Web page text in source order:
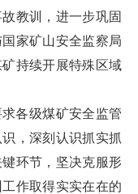
教训，进一步巩固
家矿山安全监察局
持续开展特殊区域
各级煤矿安全监管
，深刻认识抓实抓
环节，坚决克服形
作取得实实在在的